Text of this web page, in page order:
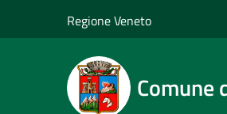
Regione Veneto
Comune